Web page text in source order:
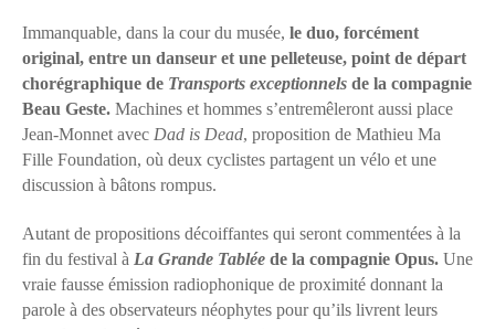
Immanquable, dans la cour du musée, le duo, forcément
original, entre un danseur et une pelleteuse, point de départ
chorégraphique de Transports exceptionnels de la compagnie
Beau Geste. Machines et hommes s’entremêleront aussi place
Jean-Monnet avec Dad is Dead, proposition de Mathieu Ma
Fille Foundation, où deux cyclistes partagent un vélo et une
discussion à bâtons rompus.
Autant de propositions décoiffantes qui seront commentées à la
fin du festival à La Grande Tablée de la compagnie Opus. Une
vraie fausse émission radiophonique de proximité donnant la
parole à des observateurs néophytes pour qu’ils livrent leurs